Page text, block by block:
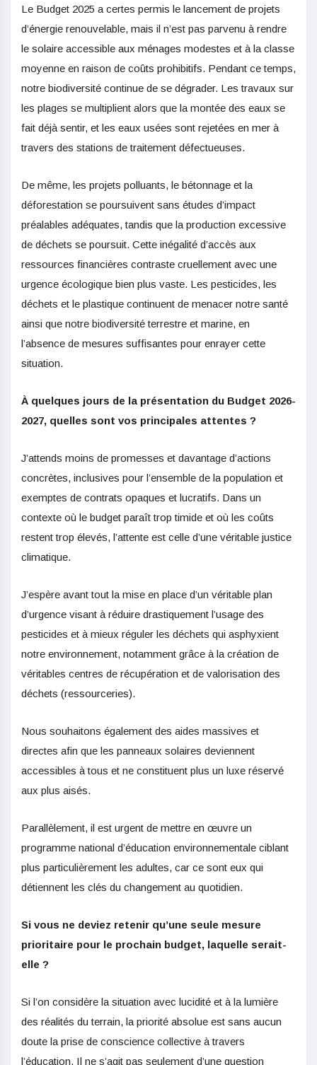
Le Budget 2025 a certes permis le lancement de projets
d’énergie renouvelable, mais il n’est pas parvenu à rendre
le solaire accessible aux ménages modestes et à la classe
moyenne en raison de coûts prohibitifs. Pendant ce temps,
notre biodiversité continue de se dégrader. Les travaux sur
les plages se multiplient alors que la montée des eaux se
fait déjà sentir, et les eaux usées sont rejetées en mer à
travers des stations de traitement défectueuses.
De même, les projets polluants, le bétonnage et la
déforestation se poursuivent sans études d’impact
préalables adéquates, tandis que la production excessive
de déchets se poursuit. Cette inégalité d’accès aux
ressources financières contraste cruellement avec une
urgence écologique bien plus vaste. Les pesticides, les
déchets et le plastique continuent de menacer notre santé
ainsi que notre biodiversité terrestre et marine, en
l’absence de mesures suffisantes pour enrayer cette
situation.
À quelques jours de la présentation du Budget 2026-
2027, quelles sont vos principales attentes ?
J’attends moins de promesses et davantage d’actions
concrètes, inclusives pour l’ensemble de la population et
exemptes de contrats opaques et lucratifs. Dans un
contexte où le budget paraît trop timide et où les coûts
restent trop élevés, l’attente est celle d’une véritable justice
climatique.
J’espère avant tout la mise en place d’un véritable plan
d’urgence visant à réduire drastiquement l’usage des
pesticides et à mieux réguler les déchets qui asphyxient
notre environnement, notamment grâce à la création de
véritables centres de récupération et de valorisation des
déchets (ressourceries).
Nous souhaitons également des aides massives et
directes afin que les panneaux solaires deviennent
accessibles à tous et ne constituent plus un luxe réservé
aux plus aisés.
Parallèlement, il est urgent de mettre en œuvre un
programme national d’éducation environnementale ciblant
plus particulièrement les adultes, car ce sont eux qui
détiennent les clés du changement au quotidien.
Si vous ne deviez retenir qu’une seule mesure
prioritaire pour le prochain budget, laquelle serait-
elle ?
Si l’on considère la situation avec lucidité et à la lumière
des réalités du terrain, la priorité absolue est sans aucun
doute la prise de conscience collective à travers
l’éducation. Il ne s’agit pas seulement d’une question